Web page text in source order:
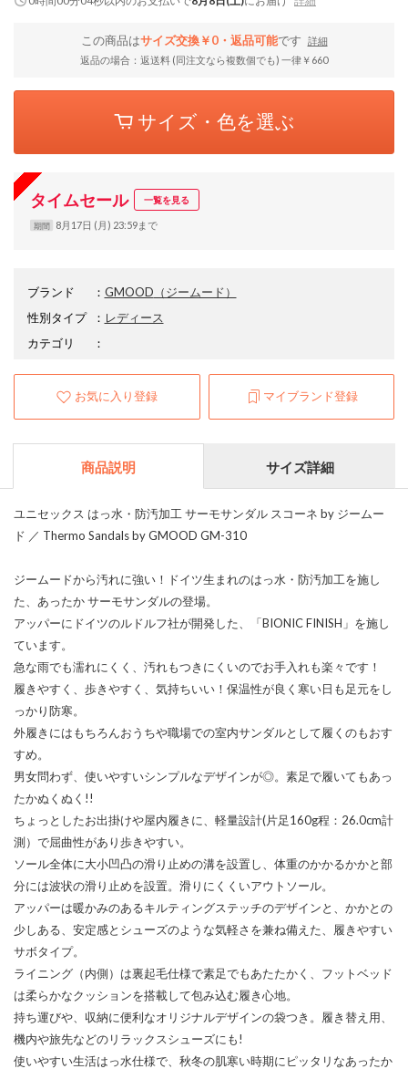
この商品はサイズ交換￥0・返品可能です
詳細
返品の場合：返送料 (同注文なら複数個でも) 一律￥660
サイズ・色を選ぶ
タイムセール 一覧を見る
期間 8月17日 (月) 23:59まで
ブランド ： GMOOD （ジームード）
性別タイプ
： レディース
カテゴリ
：
お気に入り登録 マイブランド登録
商品説明 サイズ詳細
ユニセックス はっ水・防汚加工 サーモサンダル スコーネ by ジームー
ド ／ Thermo Sandals by GMOOD GM-310
ジームードから汚れに強い！ドイツ生まれのはっ水・防汚加工を施し
た、あったか サーモサンダルの登場。
アッパーにドイツのルドルフ社が開発した、「BIONIC FINISH」を施し
ています。
急な雨でも濡れにくく、汚れもつきにくいのでお手入れも楽々です！
履きやすく、歩きやすく、気持ちいい！保温性が良く寒い日も足元をし
っかり防寒。
外履きにはもちろんおうちや職場での室内サンダルとして履くのもおす
すめ。
男女問わず、使いやすいシンプルなデザインが◎。素足で履いてもあっ
たかぬくぬく!!
ちょっとしたお出掛けや屋内履きに、軽量設計(片足160g程：26.0cm計
測）で屈曲性があり歩きやすい。
ソール全体に大小凹凸の滑り止めの溝を設置し、体重のかかるかかと部
分には波状の滑り止めを設置。滑りにくくいアウトソール。
アッパーは暖かみのあるキルティングステッチのデザインと、かかとの
少しある、安定感とシューズのような気軽さを兼ね備えた、履きやすい
サボタイプ。
ライニング（内側）は裏起毛仕様で素足でもあたたかく、フットベッド
は柔らかなクッションを搭載して包み込む履き心地。
持ち運びや、収納に便利なオリジナルデザインの袋つき。履き替え用、
機内や旅先などのリラックスシューズにも!
使いやすい生活はっ水仕様で、秋冬の肌寒い時期にピッタリなあったか